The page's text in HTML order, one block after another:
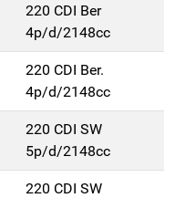
220 CDI Ber
4p/d/2148cc
220 CDI Ber.
4p/d/2148cc
220 CDI SW
5p/d/2148cc
220 CDI SW